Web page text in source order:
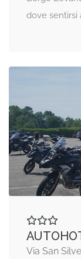
dove sentirsi
Via San